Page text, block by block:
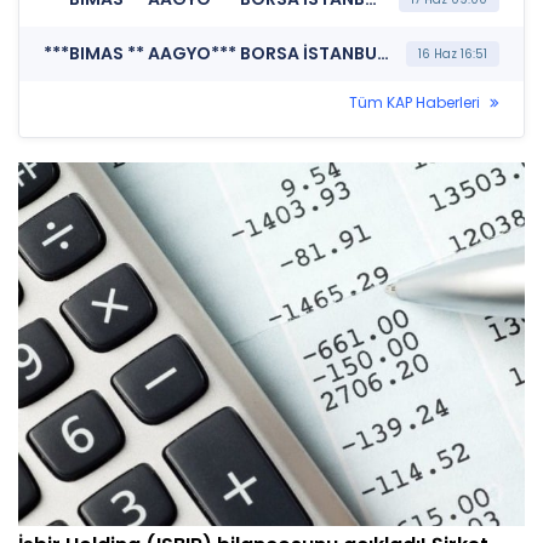
***BIMAS ** AAGYO*** BORSA İSTANBUL A.Ş. (Hak Kullanımı) 16 Haz 16:51
Tüm KAP Haberleri